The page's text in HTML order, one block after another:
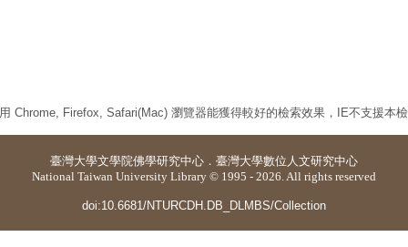
Chrome, Firefox, Safari(Mac) 瀏覽器能獲得較好的檢索效果，IE不支援本檢
臺灣大學文學院佛學研究中心 ． 臺灣大學數位人文研究中心
National Taiwan University Library © 1995 - 2026. All rights reserved
doi:10.6681/NTURCDH.DB_DLMBS/Collection